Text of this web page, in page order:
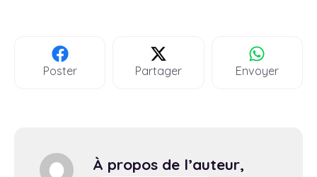
Poster Partager Envoyer
À propos de l’auteur,